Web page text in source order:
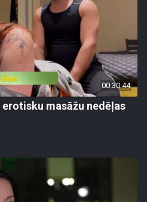
00:30:44
masāžu nedēļas